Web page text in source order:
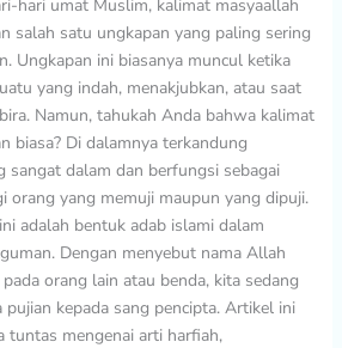
hari umat Muslim, kalimat masyaallah
salah satu ungkapan yang paling sering
Ungkapan ini biasanya muncul ketika
yang indah, menakjubkan, atau saat
Namun, tahukah Anda bahwa kalimat
biasa? Di dalamnya terkandung
sangat dalam dan berfungsi sebagai
orang yang memuji maupun yang dipuji.
adalah bentuk adab islami dalam
Dengan menyebut nama Allah
orang lain atau benda, kita sedang
pujian kepada sang pencipta. Artikel ini
tuntas mengenai arti harfiah,